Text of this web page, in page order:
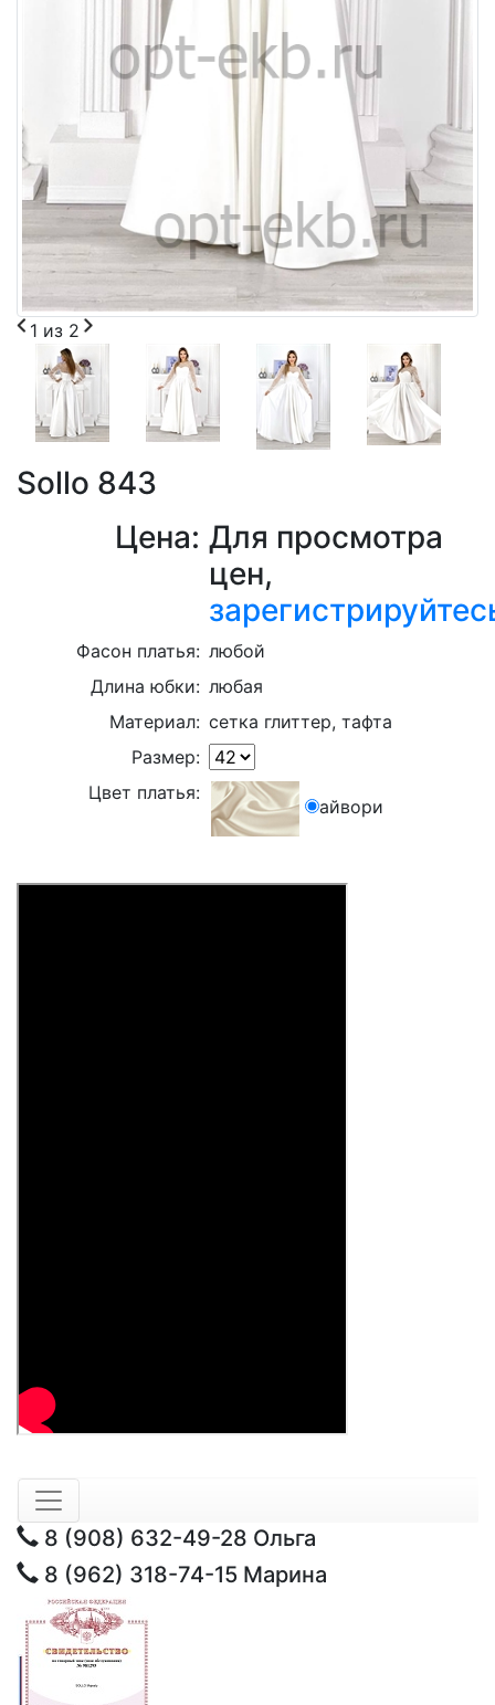
1 из 2
Sollo 843
Цена: Для просмотра
цен,
Фасон платья: любой
Длина юбки: любая
Материал: сетка глиттер, тафта
Размер:
Цвет платья:
айвори
8 (908) 632-49-28 Ольга
8 (962) 318-74-15 Марина